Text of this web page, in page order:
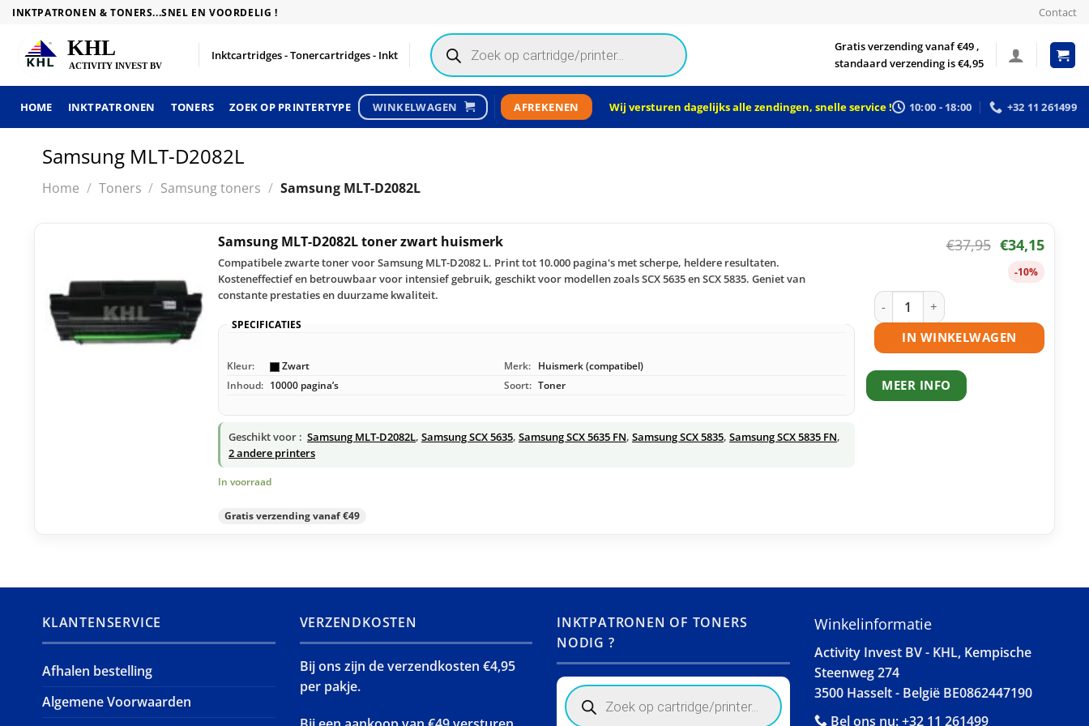
Skip
content
INKTPATRONEN & TONERS...SNEL EN VOORDELIG ! Contact
Inktcartridges - Tonercartridges - Inkt
Products
search
Gratis verzending vanaf €49 ,
standaard verzending is €4,95
HOME INKTPATRONEN TONERS ZOEK OP PRINTERTYPE WINKELWAGEN AFREKENEN Wij versturen dagelijks alle zendingen, snelle service ! 10:00 - 18:00 +32 11 261499
Samsung MLT-D2082L
Home / Toners / Samsung toners / Samsung MLT-D2082L
Samsung MLT-D2082L toner zwart huismerk
Compatibele zwarte toner voor Samsung MLT-D2082 L. Print tot 10.000 pagina's met scherpe, heldere resultaten.
Kosteneffectief en betrouwbaar voor intensief gebruik, geschikt voor modellen zoals SCX 5635 en SCX 5835. Geniet van
constante prestaties en duurzame kwaliteit.
SPECIFICATIES
Kleur: Zwart Merk: Huismerk (compatibel)
Inhoud: 10000 pagina’s Soort: Toner
Geschikt voor : Samsung MLT-D2082L, Samsung SCX 5635, Samsung SCX 5635 FN, Samsung SCX 5835, Samsung SCX 5835 FN,
2 andere printers
In voorraad
Gratis verzending vanaf €49
€37,95 €34,15
-10%
Samsung MLT-D2082L toner zwart
IN WINKELWAGEN
MEER INFO
KLANTENSERVICE
Afhalen bestelling
Algemene Voorwaarden
VERZENDKOSTEN
Bij ons zijn de verzendkosten €4,95
per pakje.
INKTPATRONEN OF TONERS
NODIG ?
Products
search
Winkelinformatie
Activity Invest BV - KHL, Kempische
Steenweg 274
3500 Hasselt - België BE0862447190
Bel ons nu:+32 11 261499